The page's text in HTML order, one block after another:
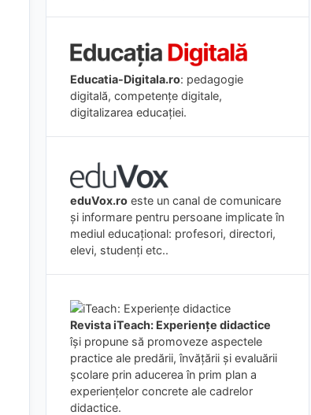
Educatia-Digitala.ro: pedagogie
digitală, competențe digitale,
digitalizarea educației.
eduVox.ro este un canal de comunicare
și informare pentru persoane implicate în
mediul educațional: profesori, directori,
elevi, studenți etc..
Revista iTeach: Experienţe didactice
îşi propune să promoveze aspectele
practice ale predării, învăţării şi evaluării
şcolare prin aducerea în prim plan a
experienţelor concrete ale cadrelor
didactice.